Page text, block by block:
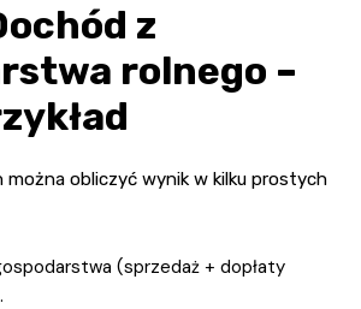
z
rolnego –
można obliczyć wynik w kilku prostych
(sprzedaż + dopłaty